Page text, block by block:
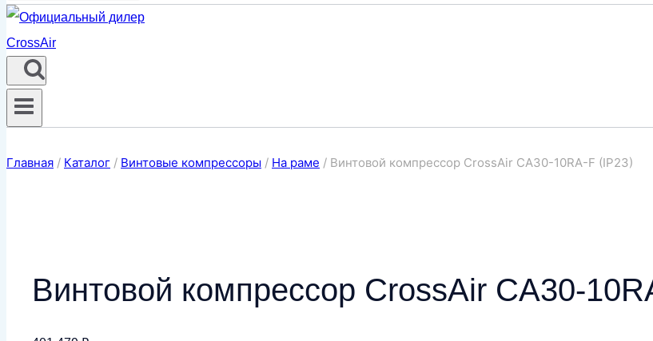
Главная / Каталог / Винтовые компрессоры / На раме / Винтовой компрессор CrossAir CA30-10RA-F (IP23)
Винтовой компрессор CrossAir CA30-